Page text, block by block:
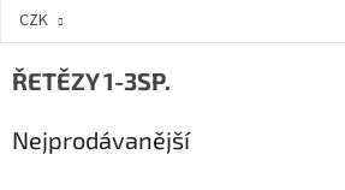
Přejít
CZK
ŘETĚZY 1-3SP.
Nejprodávanější